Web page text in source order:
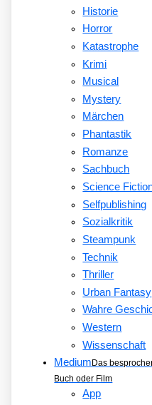
Historie
Horror
Katastrophe
Krimi
Musical
Mystery
Märchen
Phantastik
Romanze
Sachbuch
Science
Selfpublishing
Sozialkritik
Steampunk
Technik
Thriller
Urban Fantasy
Wahre
Western
Wissenschaft
Medium Das
Buch oder Film
App